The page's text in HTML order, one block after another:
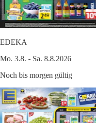
EDEKA
Mo. 3.8. - Sa. 8.8.2026
Noch bis morgen gültig